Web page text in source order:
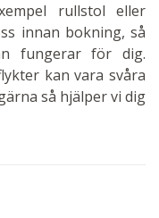
rullstol eller
innan bokning, så
fungerar för dig.
kan vara svåra
så hjälper vi dig